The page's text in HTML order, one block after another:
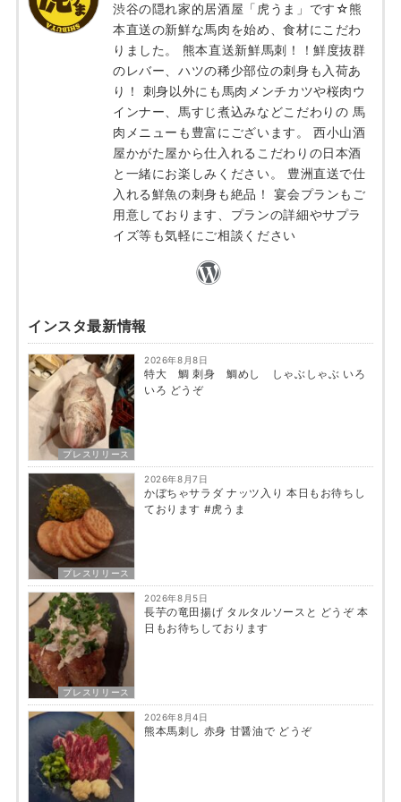
渋谷の隠れ家的居酒屋「虎うま」です☆熊
本直送の新鮮な馬肉を始め、食材にこだわ
りました。 熊本直送新鮮馬刺！！鮮度抜群
のレバー、ハツの稀少部位の刺身も入荷あ
り！ 刺身以外にも馬肉メンチカツや桜肉ウ
インナー、馬すじ煮込みなどこだわりの 馬
肉メニューも豊富にございます。 西小山酒
屋かがた屋から仕入れるこだわりの日本酒
と一緒にお楽しみください。 豊洲直送で仕
入れる鮮魚の刺身も絶品！ 宴会プランもご
用意しております、プランの詳細やサプラ
イズ等も気軽にご相談ください
インスタ最新情報
プレスリリース
2026年8月8日
特大 鯛 刺身 鯛めし しゃぶしゃぶ いろ
いろ どうぞ
プレスリリース
2026年8月7日
かぼちゃサラダ ナッツ入り 本日もお待ちし
ております #虎うま
プレスリリース
2026年8月5日
長芋の竜田揚げ タルタルソースと どうぞ 本
日もお待ちしております
2026年8月4日
熊本馬刺し 赤身 甘醤油で どうぞ